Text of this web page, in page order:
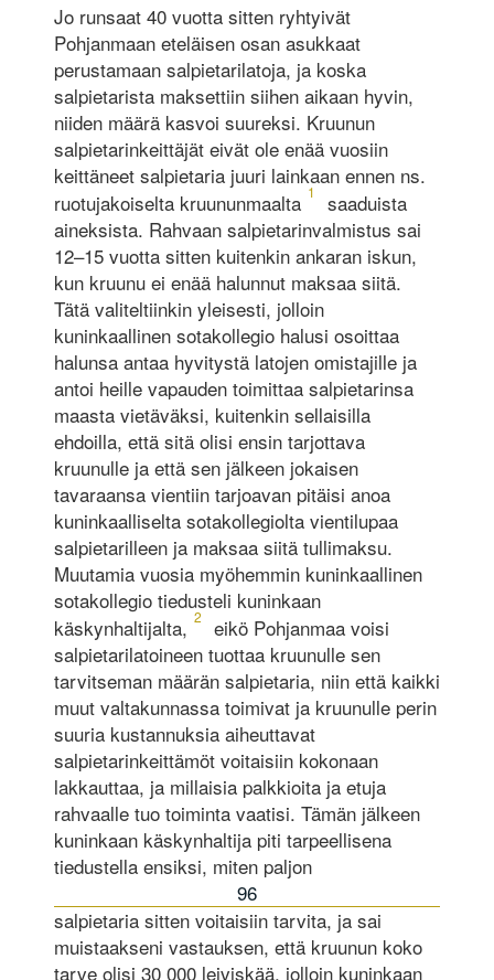
Jo runsaat 40 vuotta sitten ryhtyivät
Pohjanmaan eteläisen osan asukkaat
perustamaan salpietarilatoja, ja koska
salpietarista maksettiin siihen aikaan hyvin,
niiden määrä kasvoi suureksi. Kruunun
salpietarinkeittäjät eivät ole enää vuosiin
keittäneet salpietaria juuri lainkaan ennen ns.
ruotujakoiselta kruununmaalta 1
saaduista
aineksista. Rahvaan salpietarinvalmistus sai
12–15 vuotta sitten kuitenkin ankaran iskun,
kun kruunu ei enää halunnut maksaa siitä.
Tätä valiteltiinkin yleisesti, jolloin
kuninkaallinen sotakollegio halusi osoittaa
halunsa antaa hyvitystä latojen omistajille ja
antoi heille vapauden toimittaa salpietarinsa
maasta vietäväksi, kuitenkin sellaisilla
ehdoilla, että sitä olisi ensin tarjottava
kruunulle ja että sen jälkeen jokaisen
tavaraansa vientiin tarjoavan pitäisi anoa
kuninkaalliselta sotakollegiolta vientilupaa
salpietarilleen ja maksaa siitä tullimaksu.
Muutamia vuosia myöhemmin kuninkaallinen
sotakollegio tiedusteli kuninkaan
käskynhaltijalta, 2
eikö Pohjanmaa voisi
salpietarilatoineen tuottaa kruunulle sen
tarvitseman määrän salpietaria, niin että kaikki
muut valtakunnassa toimivat ja kruunulle perin
suuria kustannuksia aiheuttavat
salpietarinkeittämöt voitaisiin kokonaan
lakkauttaa, ja millaisia palkkioita ja etuja
rahvaalle tuo toiminta vaatisi. Tämän jälkeen
kuninkaan käskynhaltija piti tarpeellisena
tiedustella ensiksi, miten paljon
96
salpietaria sitten voitaisiin tarvita, ja sai
muistaakseni vastauksen, että kruunun koko
tarve olisi 30 000 leiviskää, jolloin kuninkaan